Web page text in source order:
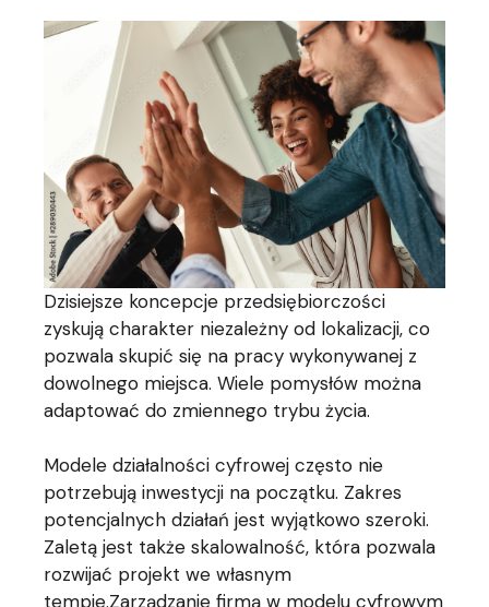
Dzisiejsze koncepcje przedsiębiorczości
zyskują charakter niezależny od lokalizacji, co
pozwala skupić się na pracy wykonywanej z
dowolnego miejsca. Wiele pomysłów można
adaptować do zmiennego trybu życia.
Modele działalności cyfrowej często nie
potrzebują inwestycji na początku. Zakres
potencjalnych działań jest wyjątkowo szeroki.
Zaletą jest także skalowalność, która pozwala
rozwijać projekt we własnym
tempie.Zarządzanie firmą w modelu cyfrowym